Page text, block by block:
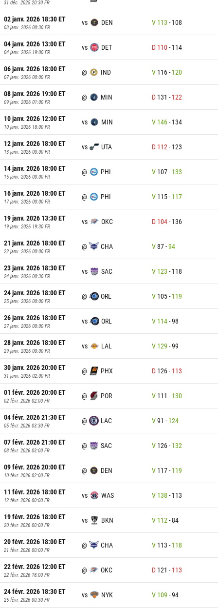
31 déc. 2025 20:30 FR
02 janv. 2026 18:30ET
03 janv. 2026 00:30 FR
vs DEN V 113 - 108
04 janv. 2026 13:00ET
04 janv. 2026 19:00 FR
vs DET D 110- 114
06 janv. 2026 18:00ET
07 janv. 2026 00:00 FR
@ IND V 116- 120
08 janv. 2026 19:00ET
09 janv. 2026 01:00 FR
@ MIN D 131 - 122
10 janv. 2026 12:00ET
10 janv. 2026 18:00 FR
vs MIN V 146- 134
12 janv. 2026 18:00ET
13 janv. 2026 00:00 FR
vs UTA D 112- 123
14 janv. 2026 18:00ET
15 janv. 2026 00:00 FR
@ PHI V 107- 133
16 janv. 2026 18:00ET
17 janv. 2026 00:00 FR
@ PHI V 115- 117
19 janv. 2026 13:30ET
19 janv. 2026 19:30 FR
vs OKC D 104- 136
21 janv. 2026 18:00ET
22 janv. 2026 00:00 FR
@ CHA V87-94
23 janv. 2026 18:30ET
24 janv. 2026 00:30 FR
vs SAC V 123 - 118
24 janv. 2026 18:00ET
25 janv. 2026 00:00 FR
@ ORL V 105- 119
26 janv. 2026 18:00ET
27 janv. 2026 00:00 FR
vs ORL V 114-98
28 janv. 2026 18:00ET
29 janv. 2026 00:00 FR
vs LAL V 129 -99
30 janv. 2026 20:00ET
31 janv. 2026 02:00 FR
@ PHX D 126- 113
01 févr. 2026 20:00ET
02 févr. 2026 02:00 FR
@ POR V 111 - 130
04 févr. 2026 21:30ET
05 févr. 2026 03:30 FR
@ LAC V91 - 124
07 févr. 2026 21:00ET
08 févr. 2026 03:00 FR
@ SAC V 126- 132
09 févr. 2026 20:00ET
10 févr. 2026 02:00 FR
@ DEN V 117- 119
11 févr. 2026 18:00ET
12 févr. 2026 00:00 FR
vs WAS V 138 - 113
19 févr. 2026 18:00ET
20 févr. 2026 00:00 FR
vs BKN V 112-84
20 févr. 2026 18:00ET
21 févr. 2026 00:00 FR
@ CHA V 113 - 118
22 févr. 2026 12:00ET
22 févr. 2026 18:00 FR
@ OKC D 121 - 113
24 févr. 2026 18:30ET
25 févr. 2026 00:30 FR
vs NYK V 109 -94